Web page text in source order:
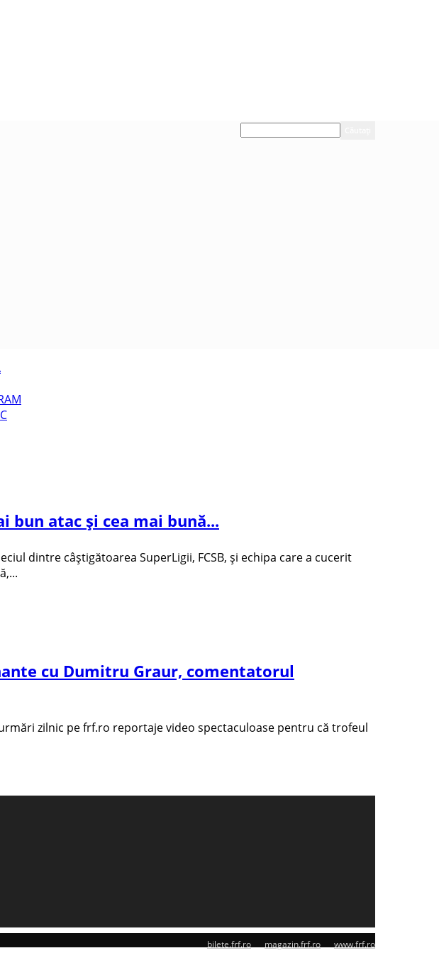
bun atac și cea mai bună...
dintre câștigătoarea SuperLigii, FCSB, și echipa care a cucerit
cu Dumitru Graur, comentatorul
zilnic pe frf.ro reportaje video spectaculoase pentru că trofeul
bilete.frf.ro magazin.frf.ro www.frf.ro